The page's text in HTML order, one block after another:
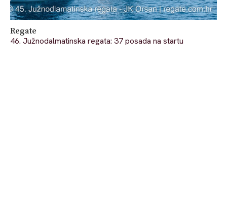
Regate
46. Južnodalmatinska regata: 37 posada na startu